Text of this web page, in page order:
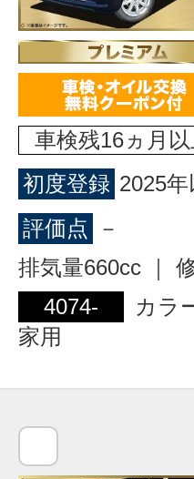
車検残16ヵ月以
初度登録 2025年
評価点
－
排気量660cc ｜
4074-
カラ
家用